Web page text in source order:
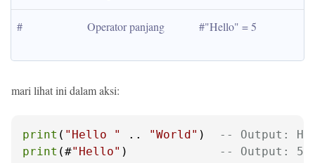
# Operator panjang #"Hello" = 5
mari lihat ini dalam aksi:
print ( "Hello " .. "World" )
-- Output:
print (#"Hello" ) -- Output: 5